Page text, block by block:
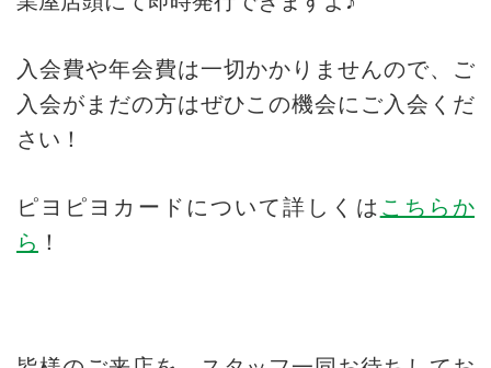
入会費や年会費は一切かかりませんので、 ご
入会がまだの方はぜひこの機会にご入会くだ
さい！
ピヨピヨカードについて詳しくは こちらか
ら ！